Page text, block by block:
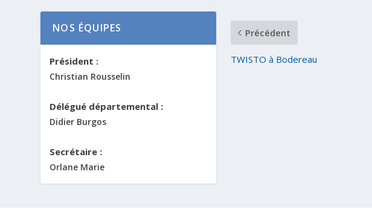
Précédent
TWISTO à Bodereau
NOS ÉQUIPES
Président :
Christian Rousselin
Délégué départemental :
Didier Burgos
Secrétaire :
Orlane Marie